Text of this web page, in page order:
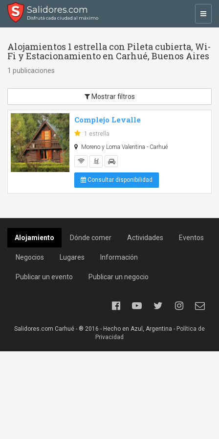
Salidores.com
Disfrutá cada ciudad al máximo
Alojamientos 1 estrella con Pileta cubierta, Wi-
Fi y Estacionamiento en Carhué, Buenos Aires
1 publicaciones
Mostrar filtros
Complejo Levalle
1 estrella
Moreno y Loma Valentina - Carhué
Consultar disponibilidad
Alojamiento Dónde comer Actividades Eventos
Negocios Lugares Información
Publicar un evento Publicar un negocio
Salidores.com Carhué - ® 2016 - Hecho en Azul, Argentina - Política de
Privacidad